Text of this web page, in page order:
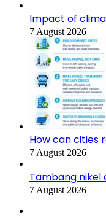
Impact of
7 August 2026
How can cities
7 August 2026
Tambang nikel
7 August 2026